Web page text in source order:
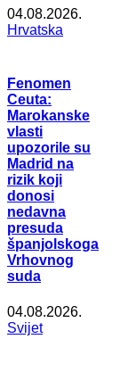
04.08.2026.
Hrvatska
Fenomen
Ceuta:
Marokanske
vlasti
upozorile su
Madrid na
rizik koji
donosi
nedavna
presuda
španjolskoga
Vrhovnog
suda
04.08.2026.
Svijet